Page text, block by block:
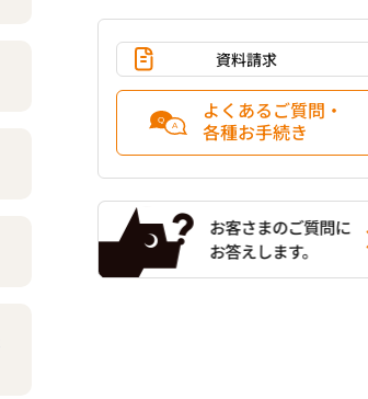
資料請求
よくあるご質問・
各種お手続き